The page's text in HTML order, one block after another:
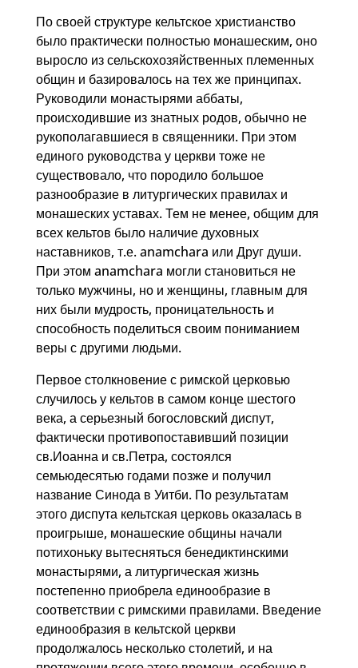
По своей структуре кельтское христианство
было практически полностью монашеским, оно
выросло из сельскохозяйственных племенных
общин и базировалось на тех же принципах.
Руководили монастырями аббаты,
происходившие из знатных родов, обычно не
рукополагавшиеся в священники. При этом
единого руководства у церкви тоже не
существовало, что породило большое
разнообразие в литургических правилах и
монашеских уставах. Тем не менее, общим для
всех кельтов было наличие духовных
наставников, т.е. anamchara или Друг души.
При этом anamchara могли становиться не
только мужчины, но и женщины, главным для
них были мудрость, проницательность и
способность поделиться своим пониманием
веры с другими людьми.
Первое столкновение с римской церковью
случилось у кельтов в самом конце шестого
века, а серьезный богословский диспут,
фактически противопоставивший позиции
св.Иоанна и св.Петра, состоялся
семьюдесятью годами позже и получил
название Синода в Уитби. По результатам
этого диспута кельтская церковь оказалась в
проигрыше, монашеские общины начали
потихоньку вытесняться бенедиктинскими
монастырями, а литургическая жизнь
постепенно приобрела единообразие в
соответствии с римскими правилами. Введение
единообразия в кельтской церкви
продолжалось несколько столетий, и на